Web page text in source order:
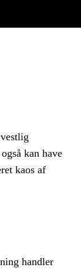
kan have
kaos af
handler